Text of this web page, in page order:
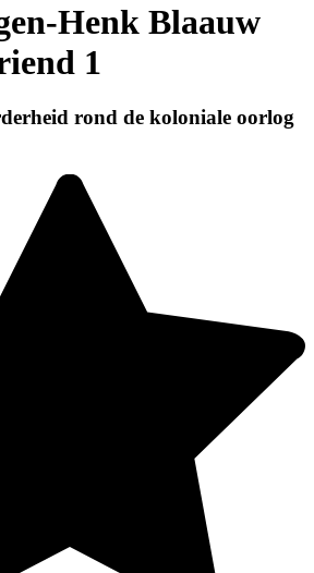
Henk Blaauw
1
rond de koloniale oorlog